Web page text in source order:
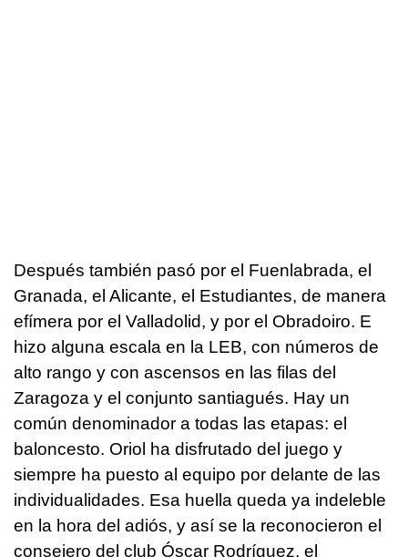
Después también pasó por el Fuenlabrada, el
Granada, el Alicante, el Estudiantes, de manera
efímera por el Valladolid, y por el Obradoiro. E
hizo alguna escala en la LEB, con números de
alto rango y con ascensos en las filas del
Zaragoza y el conjunto santiagués. Hay un
común denominador a todas las etapas: el
baloncesto. Oriol ha disfrutado del juego y
siempre ha puesto al equipo por delante de las
individualidades. Esa huella queda ya indeleble
en la hora del adiós, y así se la reconocieron el
consejero del club Óscar Rodríguez, el